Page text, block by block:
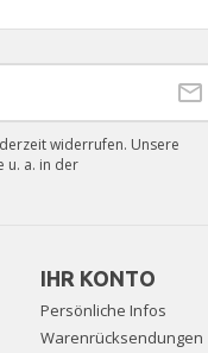
widerrufen. Unsere
u. a. in der
IHR KONTO
Persönliche Infos
Warenrücksendungen